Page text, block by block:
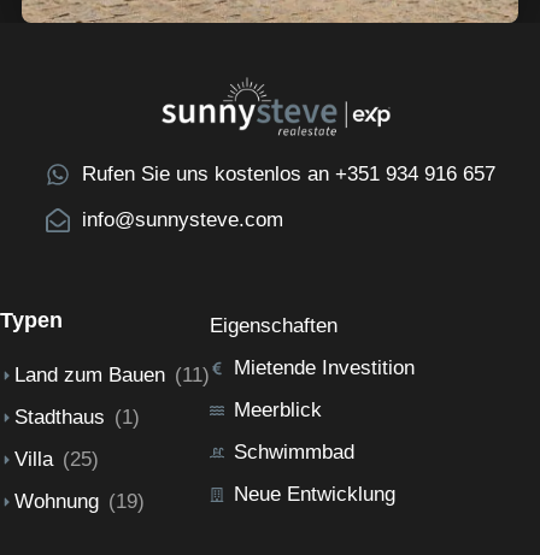
Rufen Sie uns kostenlos an +351 934 916 657
info@sunnysteve.com
Typen
Land zum Bauen (11)
Stadthaus (1)
Villa (25)
Wohnung (19)
Eigenschaften
Mietende Investition
Meerblick
Schwimmbad
Neue Entwicklung